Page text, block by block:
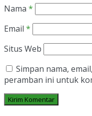
Nama *
Email *
Situs Web
Simpan nama,
peramban ini untuk